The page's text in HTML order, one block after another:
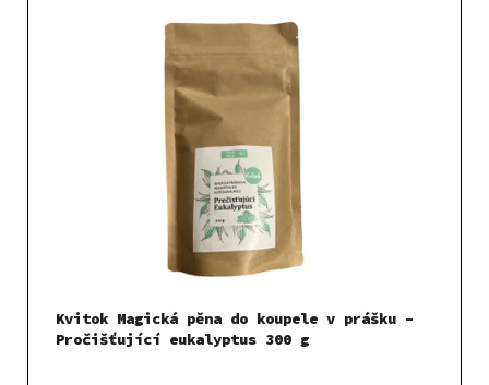
Kvitok Magická pěna do koupele v prášku –
Pročišťující eukalyptus 300 g